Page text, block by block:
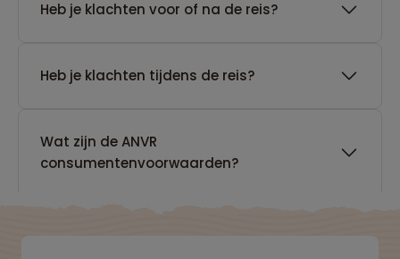
Heb je klachten voor of na de reis?
Heb je klachten tijdens de reis?
Wat zijn de ANVR
consumentenvoorwaarden?